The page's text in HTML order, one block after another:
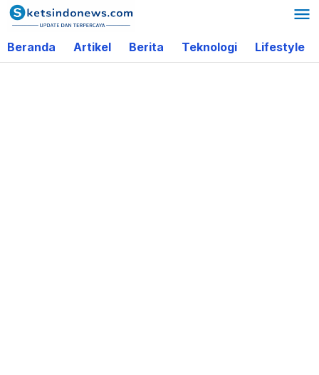
Lewati
ke
konten
Beranda Artikel Berita Teknologi Lifestyle